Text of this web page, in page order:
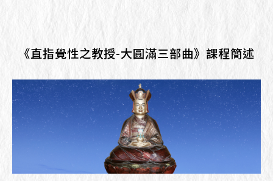
《直指覺性之教授-大圓滿三部曲》課程簡述